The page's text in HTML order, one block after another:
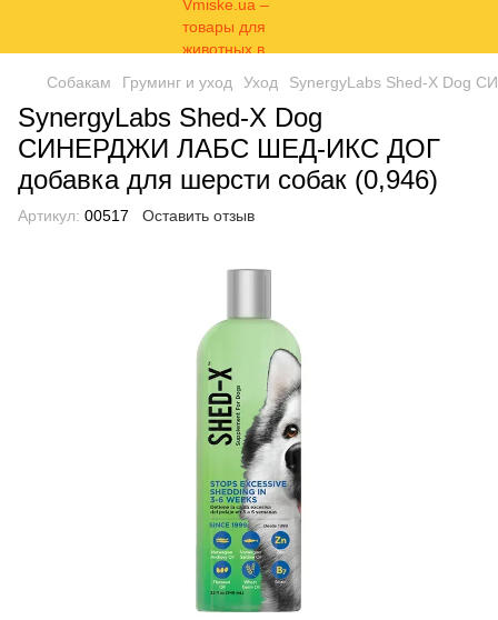
Собакам Груминг и уход Уход SynergyLabs Shed-X Dog
SynergyLabs Shed-X Dog
СИНЕРДЖИ ЛАБС ШЕД-ИКС ДОГ
добавка для шерсти собак (0,946)
Артикул: 00517 Оставить отзыв